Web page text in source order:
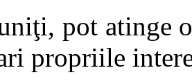
pot atinge
propriile